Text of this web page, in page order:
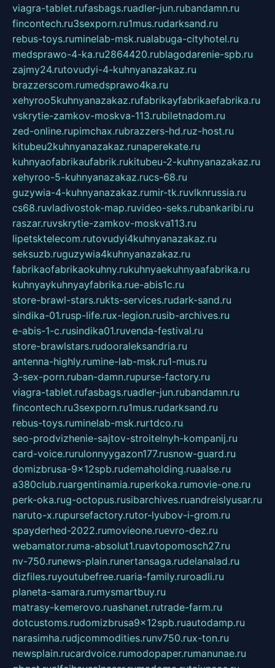
viagra-tablet.rufasbags.ruadler-jun.rubandamn.ru
fincontech.ru3sexporn.ru1mus.rudarksand.ru
rebus-toys.ruminelab-msk.rualabuga-cityhotel.ru
medsprawo-4-ka.ru2864420.rublagodarenie-spb.ru
zajmy24.rutovudyi-4-kuhnyanazakaz.ru
brazzerscom.rumedsprawo4ka.ru
xehyroo5kuhnyanazakaz.rufabrikayfabrikaefabrika.ru
vskrytie-zamkov-moskva-113.rubiletnadom.ru
zed-online.rupimchax.rubrazzers-hd.ruz-host.ru
kitubeu2kuhnyanazakaz.runaperekate.ru
kuhnyaofabrikaufabrik.rukitubeu-2-kuhnyanazakaz.ru
xehyroo-5-kuhnyanazakaz.rucs-68.ru
guzywia-4-kuhnyanazakaz.rumir-tk.ruvlknrussia.ru
cs68.ruvladivostok-map.ruvideo-seks.rubankaribi.ru
raszar.ruvskrytie-zamkov-moskva113.ru
lipetsktelecom.rutovudyi4kuhnyanazakaz.ru
seksuzb.ruguzywia4kuhnyanazakaz.ru
fabrikaofabrikaokuhny.rukuhnyaekuhnyaafabrika.ru
kuhnyaykuhnyayfabrika.rue-abis1c.ru
store-brawl-stars.rukts-services.rudark-sand.ru
sindika-01.rusp-life.rux-legion.rusib-archives.ru
e-abis-1-c.rusindika01.ruvenda-festival.ru
store-brawlstars.rudooraleksandria.ru
antenna-highly.rumine-lab-msk.ru1-mus.ru
3-sex-porn.ruban-damn.rupurse-factory.ru
viagra-tablet.rufasbags.ruadler-jun.rubandamn.ru
fincontech.ru3sexporn.ru1mus.rudarksand.ru
rebus-toys.ruminelab-msk.rurtdco.ru
seo-prodvizhenie-sajtov-stroitelnyh-kompanij.ru
card-voice.rurulonnyygazon177.rusnow-guard.ru
domizbrusa-9x12spb.rudemaholding.ruaalse.ru
a380club.ruargentinamia.ruperkoka.rumovie-one.ru
perk-oka.rug-octopus.rusibarchives.ruandreislyusar.ru
naruto-x.rupursefactory.rutor-lyubov-i-grom.ru
spayderhed-2022.rumovieone.ruevro-dez.ru
webamator.ruma-absolut1.ruavtopomosch27.ru
nv-750.runews-plain.runertansaga.rudelanalad.ru
dizfiles.ruyoutubefree.ruaria-family.ruroadli.ru
planeta-samara.rumysmartbuy.ru
matrasy-kemerovo.ruashanet.rutrade-farm.ru
dotcustoms.rudomizbrusa9x12spb.ruautodamp.ru
narasimha.rudjcommodities.runv750.rux-ton.ru
newsplain.rucardvoice.rumodopaper.rumanunae.ru